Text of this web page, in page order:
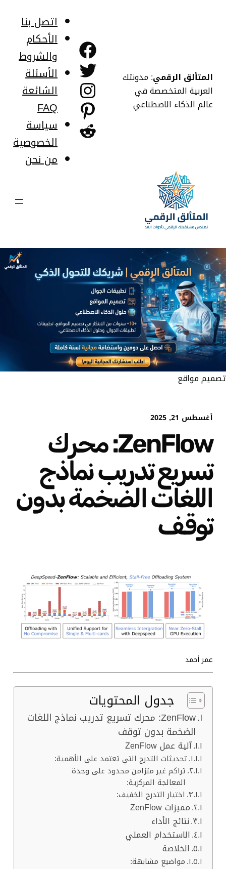
المتألق الرقمي: مدونتك
العربية المتخصصة في
عالم الذكاء الاصطناعي
فيسبوك
تويتر
إنستجرام
بينتريست
ريديت
اتصل بنا
الأحكام
والشروط
الأسئلة
الشائعة
FAQ
سياسة
الخصوصية
من نحن
تصميم مواقع
أغسطس 21, 2025
ZenFlow: محرك
تسريع تدريب نماذج
اللغات الضخمة بدون
توقف
عمر أحمد
جدول المحتويات
ZenFlow: محرك تسريع تدريب نماذج اللغات
الضخمة بدون توقف
آلية عمل ZenFlow
تحديثات التدرج التي تعتمد على الأهمية:
تراكم غير متزامن محدود على وحدة
المعالجة المركزية:
اختيار التدرج الخفيف:
مميزات ZenFlow
نتائج الأداء
الاستخدام العملي
الخلاصة
مواضيع مشابهة: